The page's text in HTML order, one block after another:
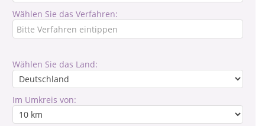
Wählen Sie das Verfahren:
Wählen Sie das Land:
Im Umkreis von: